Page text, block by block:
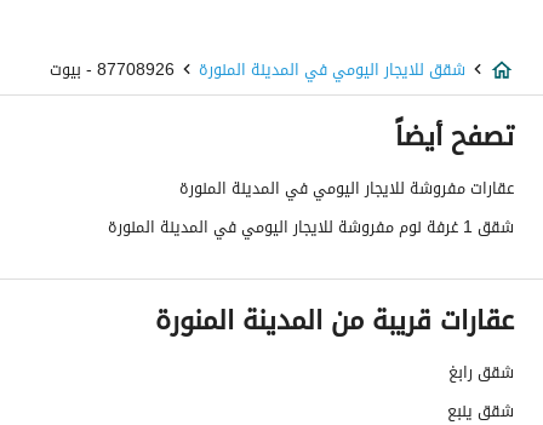
شقق للايجار اليومي في المدينة المنورة 87708926 - بيوت
تصفح أيضاً
عقارات مفروشة للايجار اليومي في المدينة المنورة
شقق 1 غرفة نوم مفروشة للايجار اليومي في المدينة المنورة
عقارات قريبة من المدينة المنورة
شقق رابغ
شقق ينبع